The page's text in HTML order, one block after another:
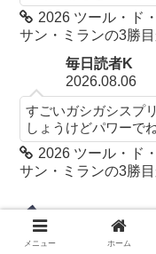
2026 ツール・ド
サン・ミランの3勝
毎日読者K
2026.08.06
すごいガシガシスプ
しょうけどパワーで
2026 ツール・ド
サン・ミランの3勝
固定ページ
メニュー ホーム